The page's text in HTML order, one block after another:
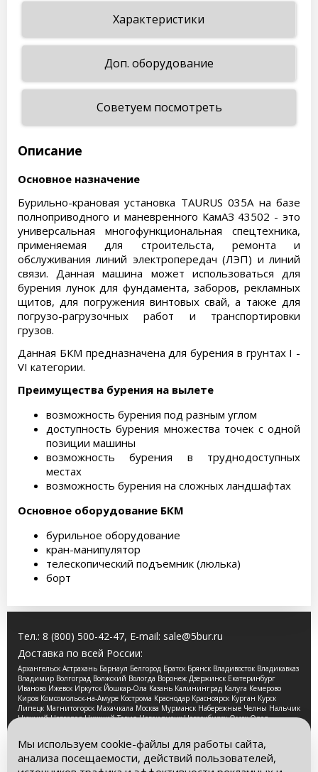
Характеристики
Доп. оборудование
Советуем посмотреть
Описание
Основное назначение
Бурильно-крановая установка TAURUS 035А на базе
полноприводного и маневренного КамАЗ 43502 - это
универсальная многофункциональная спецтехника,
применяемая для строительста, ремонта и
обслуживания линий электропередач (ЛЭП) и линий
связи. Данная машина может использоваться для
бурения лунок для фундамента, заборов, рекламных
щитов, для погружения винтовых свай, а также для
погрузо-рагрузочных работ и транспортировки
грузов.
Данная БКМ предназначена для бурения в грунтах I -
VI категории.
Преимущества бурения на вылете
возможность бурения под разным углом
доступность бурения множества точек с одной
позиции машины
возможность бурения в труднодоступных
местах
возможность бурения на сложных ландшафтах
Основное оборудование БКМ
бурильное оборудование
кран-манипулятор
телескопический подъемник (люлька)
борт
Тел.: 8 (800) 500-42-47, E-mail: sale@5bur.ru
Доставка по всей России:
Архангельск Астрахань Барнаул Белгород Братск Брянск Владивосток Владикавказ
Владимир Волгоград Волжский Вологда Воронеж Дзержинск Екатеринбург
Иваново Ижевск Иркутск Йошкар-Ола Казань Калининград Калуга Кемерово
Киров Комсомольск-на-Амуре Кострома Краснодар Красноярск Курган Курск
Липецк Магнитогорск Махачкала Москва Мурманск Набережные Челны Нальчик
Нижний Новгород Нижний Тагил Новокузнецк Новосибирск Омск Орел
Санкт-Петербург Саранск Саратов Смоленск Сочи Ставрополь Стерлитамак
Сургут Таганрог Тамбов Тверь Томск Тула Тюмень Улан-Удэ Ульяновск Уфа
Хабаровск Чебоксары Челябинск Череповец Чита Ярославль
Мы используем cookie-файлы для работы сайта,
анализа посещаемости, действий пользователей,